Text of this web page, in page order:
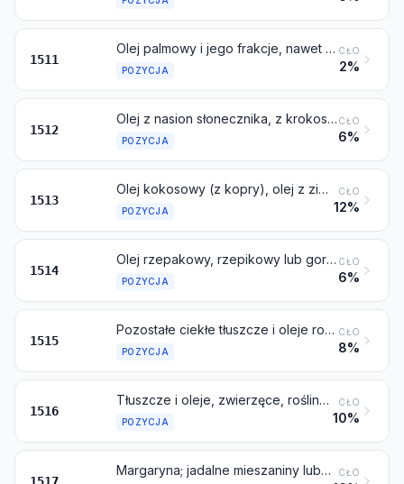
1511
Olej palmowy i jego frakcje, nawet rafinowany, ale niemodyfikowany chemicznie
POZYCJA
CŁO
2%
1512
Olej z nasion słonecznika, z krokosza barwierskiego lub z nasion bawełny i ich frakcje, nawet rafinowane, ale niemodyfikowane chemicznie
POZYCJA
CŁO
6%
1513
Olej kokosowy (z kopry), olej z ziaren palmowych lub olej babassu i ich frakcje, nawet rafinowane, ale niemodyfikowane chemicznie
POZYCJA
CŁO
12%
1514
Olej rzepakowy, rzepikowy lub gorczycowy oraz ich frakcje, nawet rafinowane, ale niemodyfikowane chemicznie
POZYCJA
CŁO
6%
1515
Pozostałe ciekłe tłuszcze i oleje roślinne lub mikrobiologiczne (włącznie z olejem jojoba) i ich frakcje, nawet rafinowane, ale niemodyfikowane chemicznie
POZYCJA
CŁO
8%
1516
Tłuszcze i oleje, zwierzęce, roślinne lub mikrobiologiczne i ich frakcje, częściowo lub całkowicie uwodornione, estryfikowane wewnętrznie, reestryfikowane lub elaidynizowane, nawet rafinowane, ale dalej nieprzetworzone
POZYCJA
CŁO
10%
Margaryna; jadalne mieszaniny lub produkty z tłuszczów lub olejów, zwierzęcych, roślinnych lub mikrobiologicznych, lub z frakcji różnych tłuszczów lub olejów, z niniejszego działu, inne niż jadalne tłuszcze i oleje lub ich frakcje, objęte pozycją 1516 CŁO